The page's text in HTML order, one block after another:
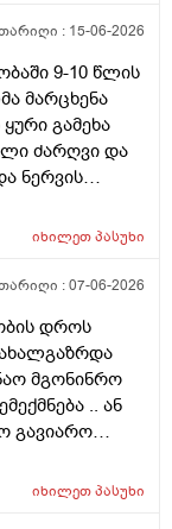
: 15-06-2026
9-10 წლის
მარცხენა
გამეხა
ძარღვი და
ნერვის
კისრის
თერაპია
რომ ეს
ვარ 26 წლის
ან
ხასიათი
იხილეთპასუხი
:07-06-2026
დროს
მგონინრო
.. ან
გავიარო
იხილეთპასუხი